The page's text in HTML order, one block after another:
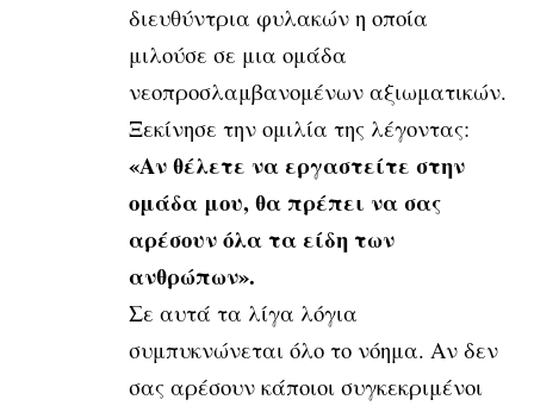
διευθύντρια φυλακών η οποία
μιλούσε σε μια ομάδα
νεοπροσλαμβανομένων αξιωματικών.
Ξεκίνησε την ομιλία της λέγοντας:
«Αν θέλετε να εργαστείτε στην
ομάδα μου, θα πρέπει να σας
αρέσουν όλα τα είδη των
ανθρώπων».
Σε αυτά τα λίγα λόγια
συμπυκνώνεται όλο το νόημα. Αν δεν
σας αρέσουν κάποιοι συγκεκριμένοι